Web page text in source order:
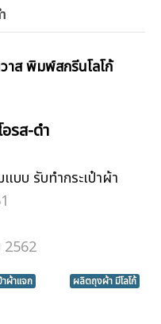
าส พิมพ์สกรีนโลโก้
รส-ดำ
บบ รับทำกระเป๋าผ้า
2562
าผ้าแจก
ผลิตถุงผ้า มีโลโก้